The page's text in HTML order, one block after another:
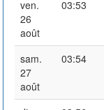
ven.
26
août
03:53
sam.
27
août
03:54